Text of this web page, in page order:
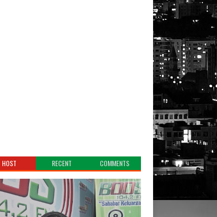
HOST RECENT COMMENTS